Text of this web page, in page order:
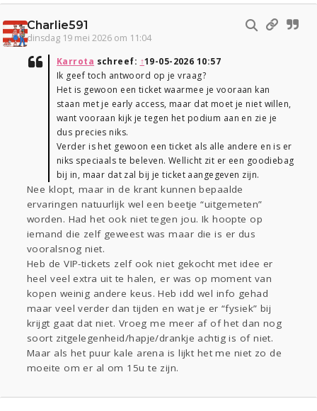
Charlie591
dinsdag 19 mei 2026 om 11:04
Karrota schreef: ↑19-05-2026 10:57
Ik geef toch antwoord op je vraag?
Het is gewoon een ticket waarmee je vooraan kan
staan met je early access, maar dat moet je niet willen,
want vooraan kijk je tegen het podium aan en zie je
dus precies niks.
Verder is het gewoon een ticket als alle andere en is er
niks speciaals te beleven. Wellicht zit er een goodiebag
bij in, maar dat zal bij je ticket aangegeven zijn.
Nee klopt, maar in de krant kunnen bepaalde
ervaringen natuurlijk wel een beetje “uitgemeten”
worden. Had het ook niet tegen jou. Ik hoopte op
iemand die zelf geweest was maar die is er dus
vooralsnog niet.
Heb de VIP-tickets zelf ook niet gekocht met idee er
heel veel extra uit te halen, er was op moment van
kopen weinig andere keus. Heb idd wel info gehad
maar veel verder dan tijden en wat je er “fysiek” bij
krijgt gaat dat niet. Vroeg me meer af of het dan nog
soort zitgelegenheid/hapje/drankje achtig is of niet.
Maar als het puur kale arena is lijkt het me niet zo de
moeite om er al om 15u te zijn.